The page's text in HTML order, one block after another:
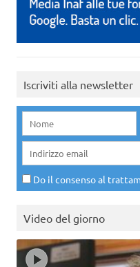
Iscriviti alla newsletter
Do il consenso al
Video del giorno